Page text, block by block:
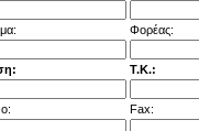
Φορέας:
Τ.Κ.:
Fax: